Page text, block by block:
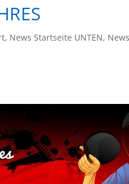
, News Startseite UNTEN,